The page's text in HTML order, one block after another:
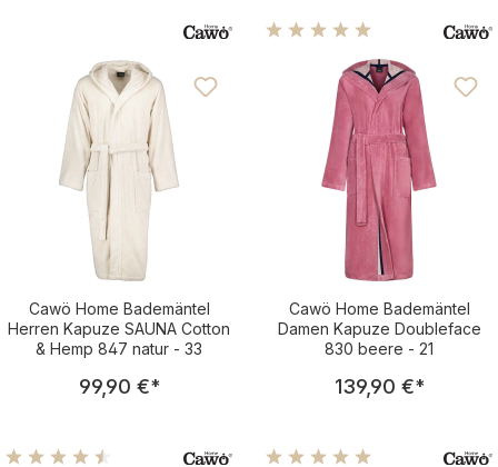
Cawö Home Bademäntel
Herren Kapuze SAUNA Cotton
& Hemp 847 natur - 33
Regulärer Preis:
99,90 €*
Durchschnittliche
Cawö Home Bademäntel
Damen Kapuze Doubleface
830 beere - 21
Regulärer
139,90 €*